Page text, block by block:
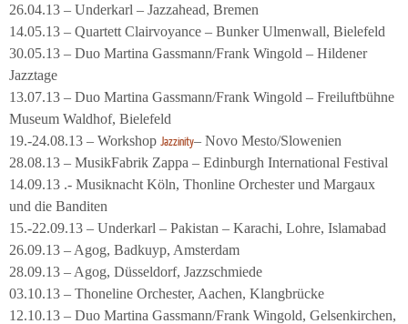
26.04.13 – Underkarl – Jazzahead, Bremen
14.05.13 – Quartett Clairvoyance – Bunker Ulmenwall, Bielefeld
30.05.13 – Duo Martina Gassmann/Frank Wingold – Hildener
Jazztage
13.07.13 – Duo Martina Gassmann/Frank Wingold – Freiluftbühne
Museum Waldhof, Bielefeld
19.-24.08.13 – Workshop Jazzinity– Novo Mesto/Slowenien
28.08.13 – MusikFabrik Zappa – Edinburgh International Festival
14.09.13 .- Musiknacht Köln, Thonline Orchester und Margaux
und die Banditen
15.-22.09.13 – Underkarl – Pakistan – Karachi, Lohre, Islamabad
26.09.13 – Agog, Badkuyp, Amsterdam
28.09.13 – Agog, Düsseldorf, Jazzschmiede
03.10.13 – Thoneline Orchester, Aachen, Klangbrücke
12.10.13 – Duo Martina Gassmann/Frank Wingold, Gelsenkirchen,